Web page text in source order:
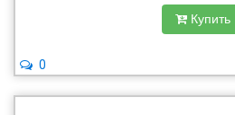
Купить
0